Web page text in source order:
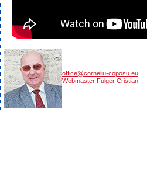
office@corneliu-coposu.eu
Webmaster Fulger Cristian